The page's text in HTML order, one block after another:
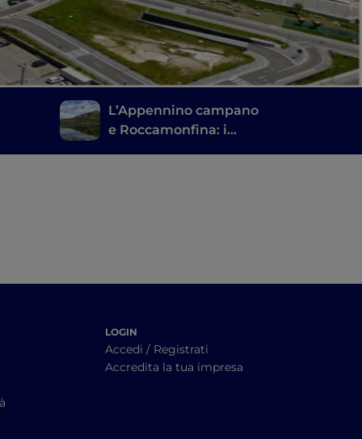
L’Appennino campano
e Roccamonfina: i
LOGIN
Accedi / Registrati
Accredita la tua impresa